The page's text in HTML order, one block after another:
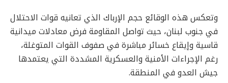
وتعكس هذه الوقائع حجم الإرباك الذي تعانيه قوات الاحتلال
في جنوب لبنان، حيث تواصل المقاومة فرض معادلات ميدانية
قاسية وإيقاع خسائر مباشرة في صفوف القوات المتوغلة،
رغم الإجراءات الأمنية والعسكرية المشددة التي يعتمدها
جيش العدو في المنطقة.